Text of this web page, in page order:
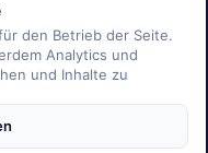
uns
den Betrieb der Seite.
Analytics und
und Inhalte zu